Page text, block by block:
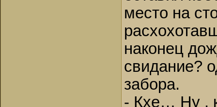
место на
наконец
свидание?
забора.
- Кхе… Ну ,